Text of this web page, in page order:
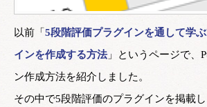
以前「 5段階評価プラグインを通して学
インを作成する方法 」というページで、
ン作成方法を紹介しました。
その中で5段階評価のプラグインを掲載し